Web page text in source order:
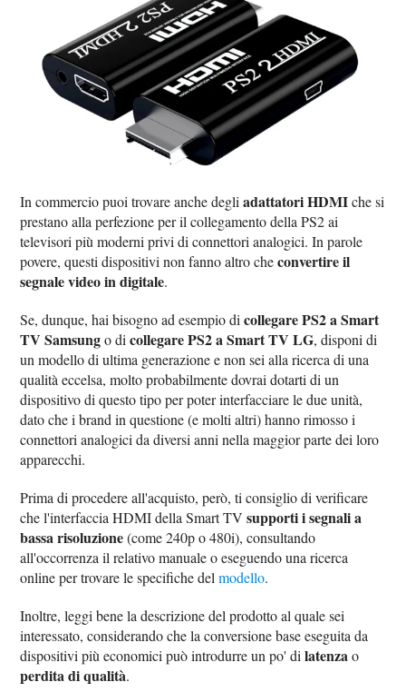
In commercio puoi trovare anche degliadattatori HDMIche si
prestano alla perfezione per il collegamento della PS2 ai
televisori più moderni privi di connettori analogici. In parole
povere, questi dispositivi non fanno altro checonvertire il
segnale video in digitale.
Se, dunque, hai bisogno ad esempio dicollegare PS2 a Smart
TV Samsungo dicollegare PS2 a Smart TV LG, disponi di
un modello di ultima generazione e non sei alla ricerca di una
qualità eccelsa, molto probabilmente dovrai dotarti di un
dispositivo di questo tipo per poter interfacciare le due unità,
dato che i brand in questione (e molti altri) hanno rimosso i
connettori analogici da diversi anni nella maggior parte dei loro
apparecchi.
Prima di procedere all'acquisto, però, ti consiglio di verificare
che l'interfaccia HDMI della Smart TVsupporti i segnali a
bassa risoluzione(come 240p o 480i), consultando
all'occorrenza il relativo manuale o eseguendo una ricerca
online per trovare le specifiche delmodello.
Inoltre, leggi bene la descrizione del prodotto al quale sei
interessato, considerando che la conversione base eseguita da
dispositivi più economici può introdurre un po' dilatenzao
perdita di qualità.